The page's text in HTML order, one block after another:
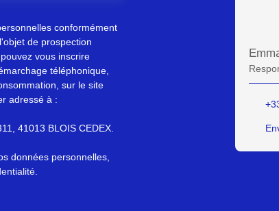
conformément
de prospection
vous inscrire
téléphonique,
sur le site
adressé à :
41013 BLOIS CEDEX.
données personnelles,